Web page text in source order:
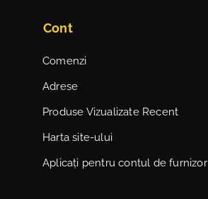
Cont
Comenzi
Adrese
Produse Vizualizate Recent
Harta site-ului
Aplicați pentru contul de furnizor